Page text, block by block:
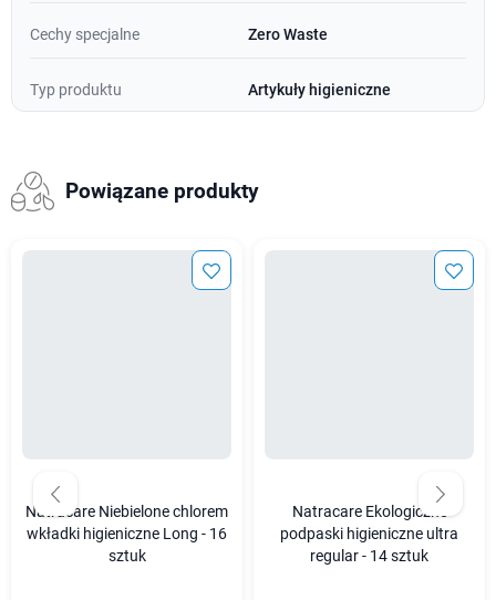
Cechy specjalne Zero Waste
Typ produktu Artykuły higieniczne
Powiązane produkty
Natracare Niebielone chlorem
wkładki higieniczne Long - 16
sztuk
Natracare Ekologiczne
podpaski higieniczne ultra
regular - 14 sztuk